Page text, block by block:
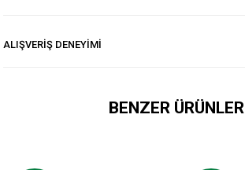
ALIŞVERİŞ DENEYİMİ
BENZER ÜRÜNLER